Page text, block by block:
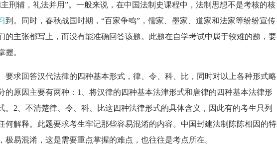
刑辅，礼法并用”。一般来说，在中国法制史课程中，法制思想不是考核的核
到。同时，春秋战国时期，“百家争鸣”，儒家、墨家、道家和法家等纷纷宣传
的主张都写上，而没有能准确回答该题。此题在自学考试中属于较难的题，要
握。
求回答汉代法律的四种基本形式，律、令、科、比，同时对以上各种形式略
的原因主要有两种：1、将汉律的四种基本法津形式和唐律的四种基本法律形
。2、不清楚律、令、科、比这四种法律形式的具体含义，因此有的考生只列
何解释。此题要求考生牢记那些容易混淆的内容。中国封建法制陈陈相因的特
极易混淆，这是需要重点掌握的难点，也往往是考点所在。